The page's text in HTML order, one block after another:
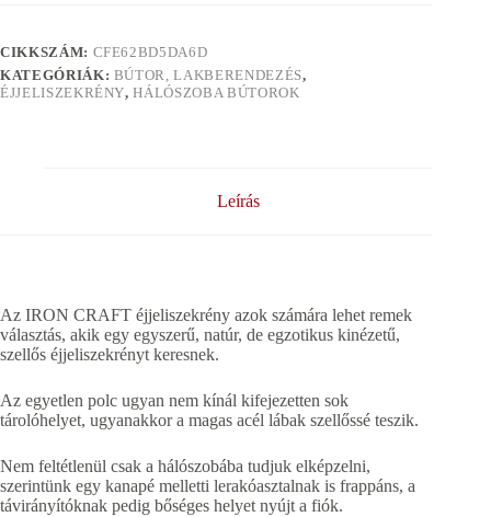
CIKKSZÁM: CFE62BD5DA6D
KATEGÓRIÁK: BÚTOR, LAKBERENDEZÉS,
ÉJJELISZEKRÉNY,HÁLÓSZOBA BÚTOROK
Leírás
Az IRON CRAFT éjjeliszekrény azok számára lehet remek
választás, akik egy egyszerű, natúr, de egzotikus kinézetű,
szellős éjjeliszekrényt keresnek.
Az egyetlen polc ugyan nem kínál kifejezetten sok
tárolóhelyet, ugyanakkor a magas acél lábak szellőssé teszik.
Nem feltétlenül csak a hálószobába tudjuk elképzelni,
szerintünk egy kanapé melletti lerakóasztalnak is frappáns, a
távirányítóknak pedig bőséges helyet nyújt a fiók.